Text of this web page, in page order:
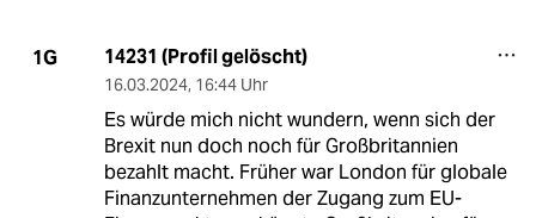
1G 14231 (Profil gelöscht)
16.03.2024, 16:44 Uhr
Es würde mich nicht wundern, wenn sich der
Brexit nun doch noch für Großbritannien
bezahlt macht. Früher war London für globale
Finanzunternehmen der Zugang zum EU-